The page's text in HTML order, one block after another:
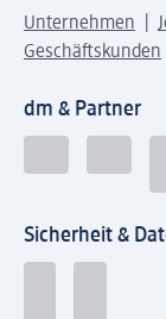
Unternehmen
Geschäftskunden
dm & Partner
Sicherheit &